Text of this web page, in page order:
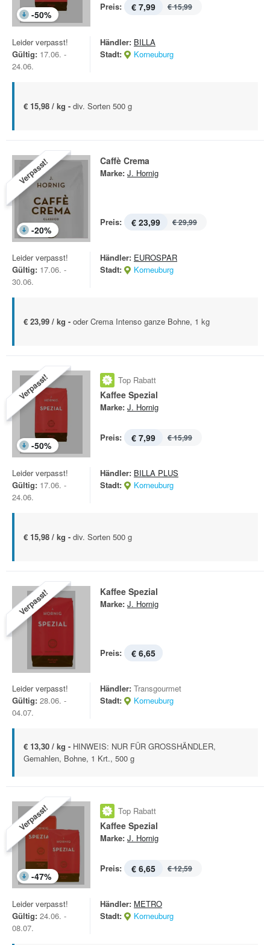
-50%
Preis: € 7,99 € 15,99
Leider verpasst!
Gültig: 17.06. -
24.06.
Händler: BILLA
Stadt:
Korneuburg
€ 15,98 / kg - div. Sorten 500 g
Verpasst!
-20%
Caffè Crema
Marke: J. Hornig
Preis: € 23,99 € 29,99
Leider verpasst!
Gültig: 17.06. -
30.06.
Händler: EUROSPAR
Stadt:
Korneuburg
€ 23,99 / kg - oder Crema Intenso ganze Bohne, 1 kg
Verpasst!
-50%
Top Rabatt
Kaffee Spezial
Marke: J. Hornig
Preis: € 7,99 € 15,99
Leider verpasst!
Gültig: 17.06. -
24.06.
Händler: BILLA PLUS
Stadt:
Korneuburg
€ 15,98 / kg - div. Sorten 500 g
Verpasst! Kaffee Spezial
Marke: J. Hornig
Preis: € 6,65
Leider verpasst!
Gültig: 28.06. -
04.07.
Händler: Transgourmet
Stadt:
Korneuburg
€ 13,30 / kg - HINWEIS: NUR FÜR GROSSHÄNDLER,
Gemahlen, Bohne, 1 Krt., 500 g
Verpasst!
-47%
Top Rabatt
Kaffee Spezial
Marke: J. Hornig
Preis: € 6,65 € 12,59
Leider verpasst!
Gültig: 24.06. -
08.07.
Händler: METRO
Stadt:
Korneuburg